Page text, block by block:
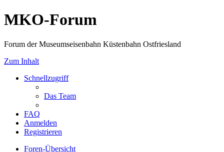
MKO-Forum
Forum der Museumseisenbahn Küstenbahn Ostfriesland
Zum Inhalt
Schnellzugriff
Das Team
FAQ
Anmelden
Registrieren
Foren-Übersicht